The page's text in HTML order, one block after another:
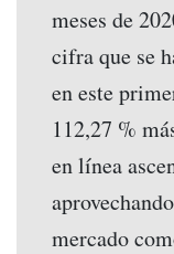
meses de
cifra que se
en este
112,27 %
en línea
mercado